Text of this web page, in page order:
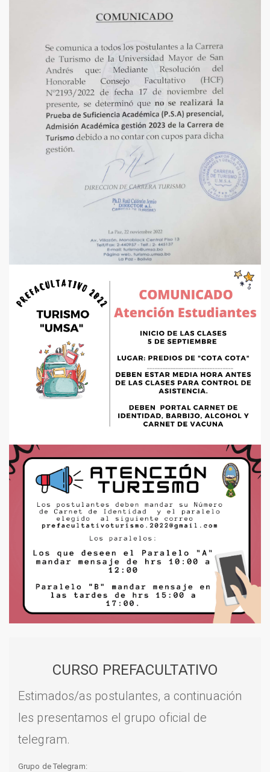
CURSO PREFACULTATIVO
Estimados/as postulantes, a continuación
les presentamos el grupo oficial de
telegram.
Grupo de Telegram: